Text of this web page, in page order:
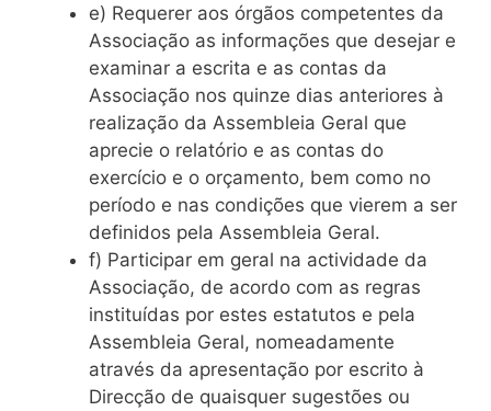
e) Requerer aos órgãos competentes da
Associação as informações que desejar e
examinar a escrita e as contas da
Associação nos quinze dias anteriores à
realização da Assembleia Geral que
aprecie o relatório e as contas do
exercício e o orçamento, bem como no
período e nas condições que vierem a ser
definidos pela Assembleia Geral.
f) Participar em geral na actividade da
Associação, de acordo com as regras
instituídas por estes estatutos e pela
Assembleia Geral, nomeadamente
através da apresentação por escrito à
Direcção de quaisquer sugestões ou